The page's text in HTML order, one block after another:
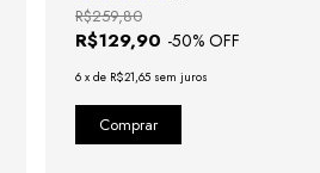
R$129,90 -50% OFF
R$259,80
6 x de R$21,65 sem juros